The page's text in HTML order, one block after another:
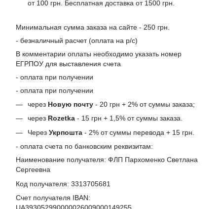
от 100 грн. Бесплатная доставка от 1500 грн.
Минимальная сумма заказа на сайте - 250 грн.
- безналичный расчет (оплата на р/с)
В комментарии оплаты необходимо указать номер
ЕГРПОУ для выставления счета
- оплата при получении
- оплата при получении
через Новую почту - 20 грн + 2% от суммы заказа;
через Rozetka - 15 грн + 1,5% от суммы заказа.
Через Укрпошта - 2% от суммы перевода + 15 грн.
- оплата счета по банковским реквизитам:
Наименование получателя: ФЛП Пархоменко Светлана
Сергеевна
Код получателя: 3313705681
Счет получателя IBAN: